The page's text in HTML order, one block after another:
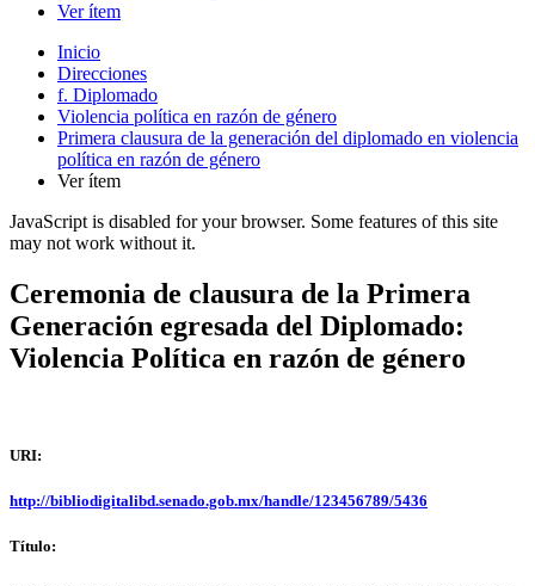
Ver ítem
Inicio
Direcciones
f. Diplomado
Violencia política en razón de género
Primera clausura de la generación del diplomado en violencia
política en razón de género
Ver ítem
JavaScript is disabled for your browser. Some features of this site
may not work without it.
Ceremonia de clausura de la Primera
Generación egresada del Diplomado:
Violencia Política en razón de género
URI:
http://bibliodigitalibd.senado.gob.mx/handle/123456789/5436
Título: